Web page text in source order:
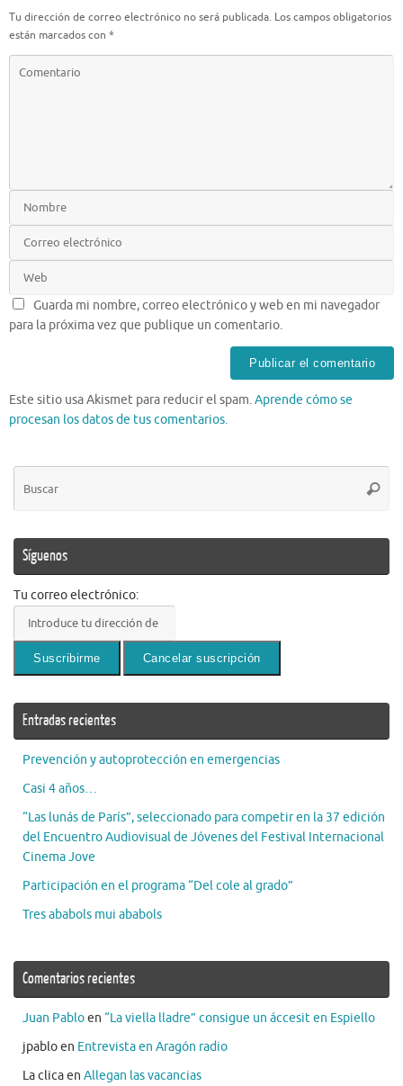
Tu dirección de correo electrónico no será publicada. Los campos obligatorios
están marcados con *
Guarda mi nombre, correo electrónico y web en mi navegador
para la próxima vez que publique un comentario.
Este sitio usa Akismet para reducir el spam.Aprende cómo se
procesan los datos de tus comentarios.
Síguenos
Tu correo electrónico:
Entradas recientes
Prevención y autoprotección en emergencias
Casi 4 años…
“Las lunás de París”, seleccionado para competir en la 37 edición
del Encuentro Audiovisual de Jóvenes del Festival Internacional
Cinema Jove
Participación en el programa “Del cole al grado”
Tres ababols mui ababols
Comentarios recientes
Juan Pabloen “La viella lladre” consigue un áccesit en Espiello
jpabloen Entrevista en Aragón radio
La clicaen Allegan las vacancias